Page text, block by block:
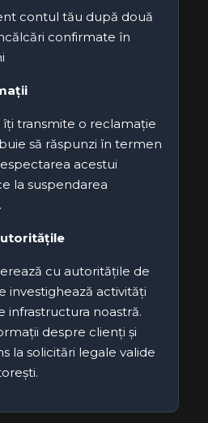
contul tău după două
confirmate în
îți transmite o reclamație
să răspunzi în termen
acestui
la suspendarea
cu autoritățile de
investighează activități
infrastructura noastră.
despre clienți și
la solicitări legale valide